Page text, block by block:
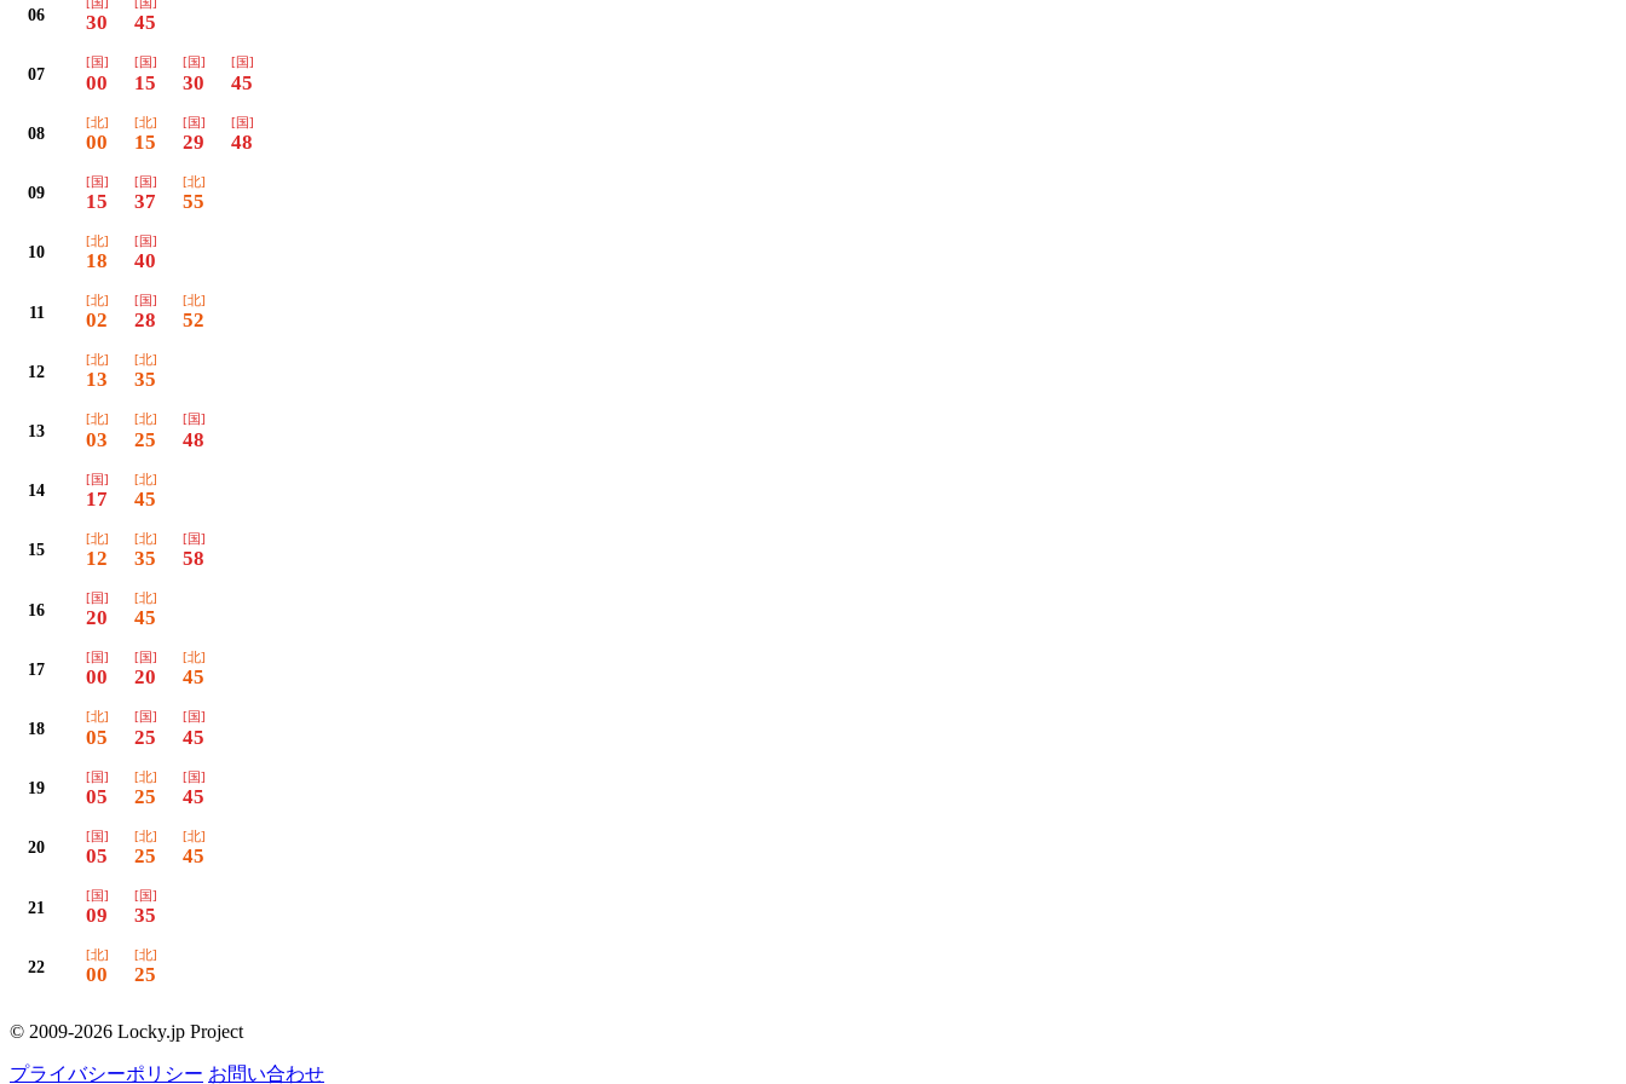
06 30 45
07
[国]
00
[国]
15
[国]
30
[国]
45
08
[北]
00
[北]
15
[国]
29
[国]
48
09
[国]
15
[国]
37
[北]
55
10
[北]
18
[国]
40
11
[北]
02
[国]
28
[北]
52
12
[北]
13
[北]
35
13
[北]
03
[北]
25
[国]
48
14
[国]
17
[北]
45
15
[北]
12
[北]
35
[国]
58
16
[国]
20
[北]
45
17
[国]
00
[国]
20
[北]
45
18
[北]
05
[国]
25
[国]
45
19
[国]
05
[北]
25
[国]
45
20
[国]
05
[北]
25
[北]
45
21
[国]
09
[国]
35
22
[北]
00
[北]
25
© 2009-2026 Locky.jp Project
プライバシーポリシー お問い合わせ